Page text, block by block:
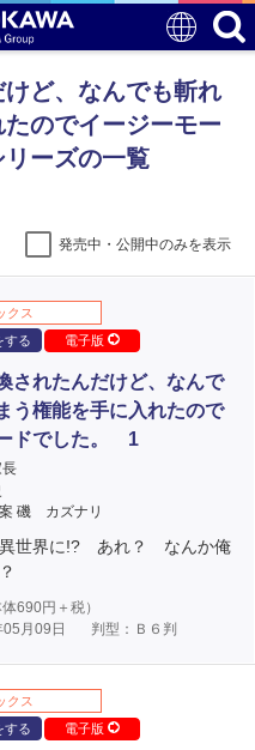
ど、なんでも斬れ
のでイージーモー
ーズの一覧
発売中・公開中のみを表示
クス
する
電子版
されたんだけど、なんで
う権能を手に入れたので
ドでした。 1
磯 カズナリ
異世界に!? あれ？ なんか俺
体690円＋税）
月09日
判型：Ｂ６判
クス
する
電子版